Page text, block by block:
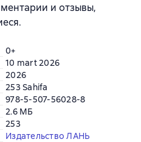
и отзывы,
0+
10 mart 2026
2026
253 Sahifa
978-5-507-56028-8
2.6 МБ
253
Издательство ЛАНЬ